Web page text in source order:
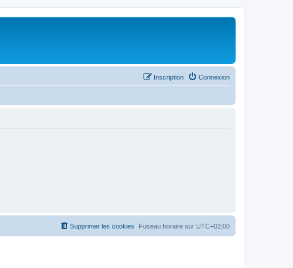
Connexion
Inscription
Fuseau horaire sur UTC+02:00
Supprimer les cookies